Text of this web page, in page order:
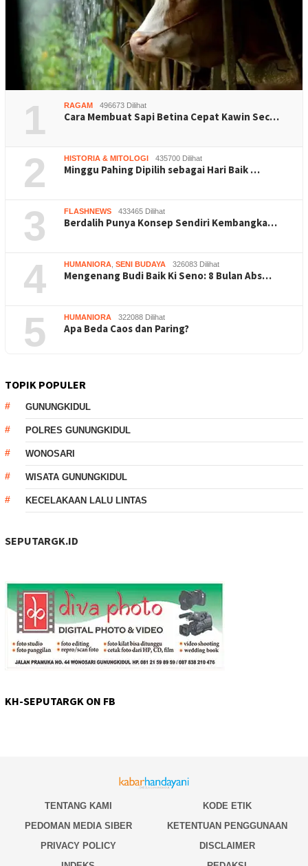
1 RAGAM 496673 Dilihat
Cara Membuat Sapi Betina Cepat Kawin Sec…
2 HISTORIA & MITOLOGI 435700 Dilihat
Minggu Pahing Dipilih sebagai Hari Baik …
3 FLASHNEWS 433465 Dilihat
Berdalih Punya Konsep Sendiri Kembangka…
4 HUMANIORA SENI BUDAYA 326083 Dilihat
Mengenang Budi Baik Ki Seno: 8 Bulan Abs…
5 HUMANIORA 322088 Dilihat
Apa Beda Caos dan Paring?
TOPIK POPULER
GUNUNGKIDUL
POLRES GUNUNGKIDUL
WONOSARI
WISATA GUNUNGKIDUL
KECELAKAAN LALU LINTAS
SEPUTARGK.ID
KH-SEPUTARGK ON FB
TENTANG KAMI
KODE ETIK
PEDOMAN MEDIA SIBER
KETENTUAN PENGGUNAAN
PRIVACY POLICY
DISCLAIMER